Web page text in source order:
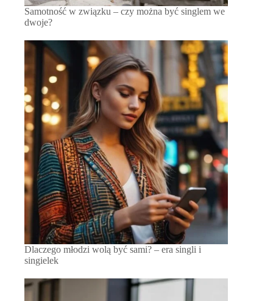
Samotność w związku – czy można być singlem we
dwoje?
Dlaczego młodzi wolą być sami? – era singli i
singielek